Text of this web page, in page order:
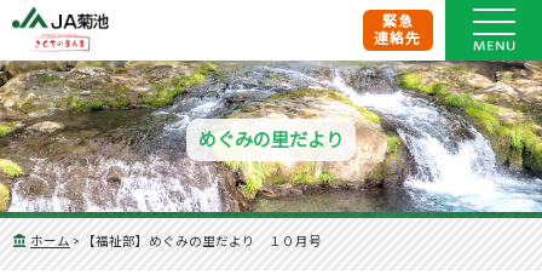
緊急
連絡先
めぐみの里だより
ホーム > 【福祉部】めぐみの里だより １０月号